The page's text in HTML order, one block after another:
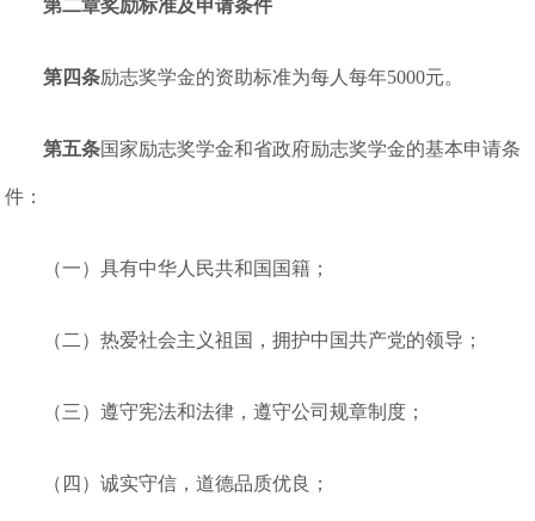
第二章奖励标准及申请条件
第四条励志奖学金的资助标准为每人每年5000元。
第五条国家励志奖学金和省政府励志奖学金的基本申请条
件：
（一）具有中华人民共和国国籍；
（二）热爱社会主义祖国，拥护中国共产党的领导；
（三）遵守宪法和法律，遵守公司规章制度；
（四）诚实守信，道德品质优良；